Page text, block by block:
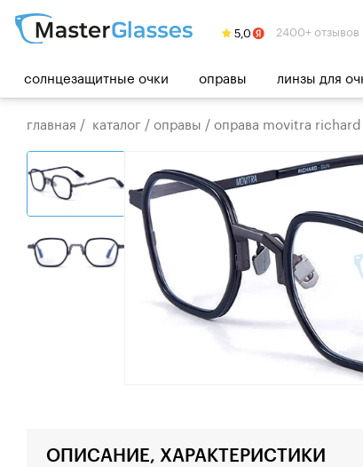
2400+ отзывов
солнцезащитные очки оправы линзы для
главная / каталог /оправы /оправа movitra
ОПИСАНИЕ, ХАРАКТЕРИСТИКИ